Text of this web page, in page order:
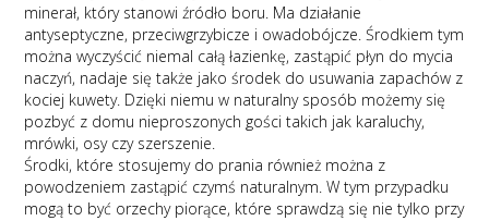
minerał, który stanowi źródło boru. Ma działanie
antyseptyczne, przeciwgrzybicze i owadobójcze. Środkiem tym
można wyczyścić niemal całą łazienkę, zastąpić płyn do mycia
naczyń, nadaje się także jako środek do usuwania zapachów z
kociej kuwety. Dzięki niemu w naturalny sposób możemy się
pozbyć z domu nieproszonych gości takich jak karaluchy,
mrówki, osy czy szerszenie.
Środki, które stosujemy do prania również można z
powodzeniem zastąpić czymś naturalnym. W tym przypadku
mogą to być orzechy piorące, które sprawdzą się nie tylko przy